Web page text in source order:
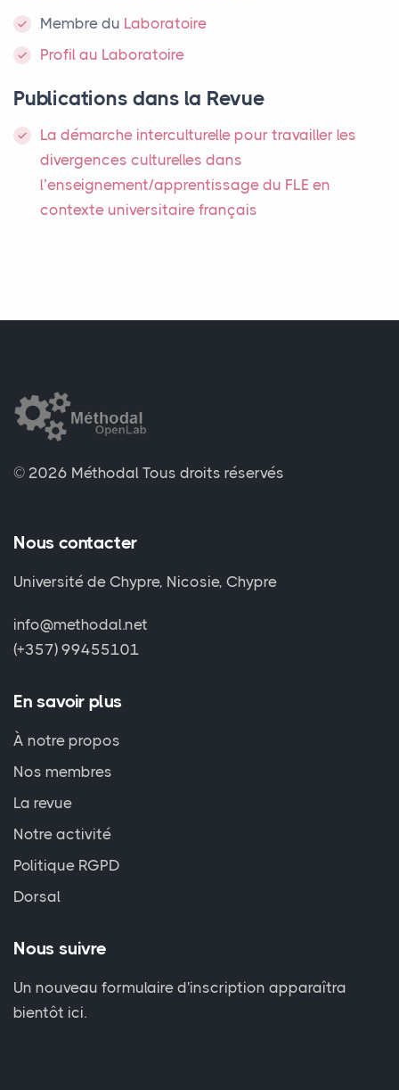
Membre du Laboratoire
Profil au Laboratoire
Publications dans la Revue
La démarche interculturelle pour travailler les
divergences culturelles dans
l’enseignement/apprentissage du FLE en
contexte universitaire français
© 2026 Méthodal Tous droits réservés
Nous contacter
Université de Chypre, Nicosie, Chypre
info@methodal.net
(+357) 99455101
En savoir plus
À notre propos
Nos membres
La revue
Notre activité
Politique RGPD
Dorsal
Nous suivre
Un nouveau formulaire d'inscription apparaîtra
bientôt ici.